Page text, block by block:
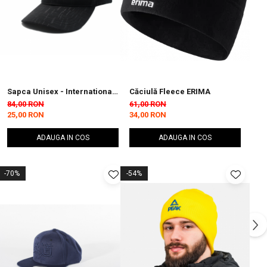
Sapca Unisex - International
Fitness and Body Building
Federation
84,00 RON
25,00 RON
ADAUGA IN COS
Căciulă Fleece ERIMA
61,00 RON
34,00 RON
ADAUGA IN COS
-70% -54%